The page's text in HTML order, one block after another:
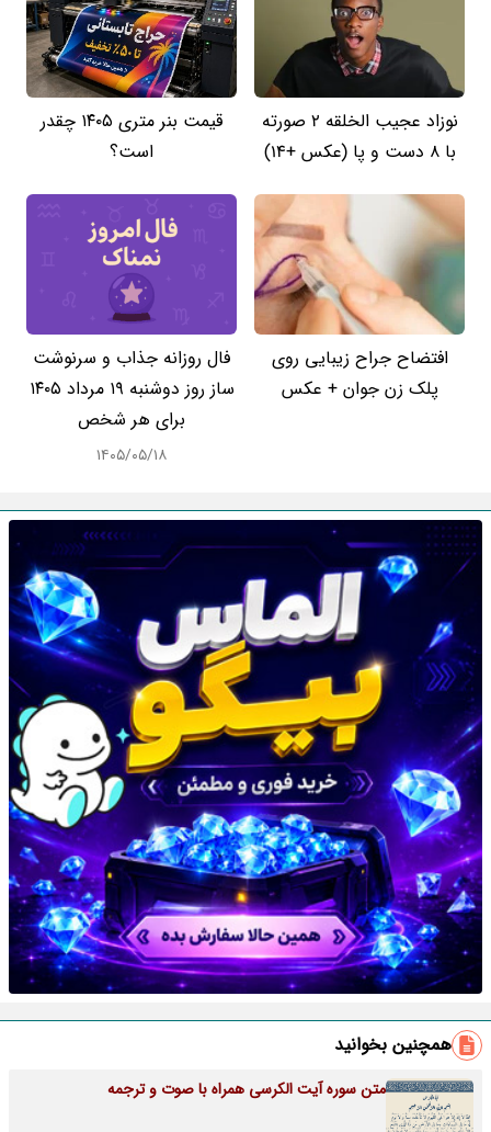
نوزاد عجیب الخلقه 2 صورته
با 8 دست و پا (عکس +14)
قیمت بنر متری ۱۴۰۵ چقدر
است؟
افتضاح جراح زیبایی روی
پلک زن جوان + عکس
فال روزانه جذاب و سرنوشت
ساز روز دوشنبه ۱۹ مرداد ۱۴۰۵
برای هر شخص
۱۴۰۵/۰۵/۱۸
همچنین بخوانید
متن سوره آیت الکرسی همراه با صوت و ترجمه